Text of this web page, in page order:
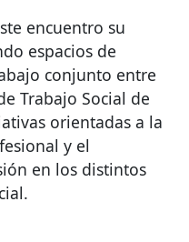
encuentro su
espacios de
conjunto entre
Trabajo Social de
orientadas a la
y el
en los distintos